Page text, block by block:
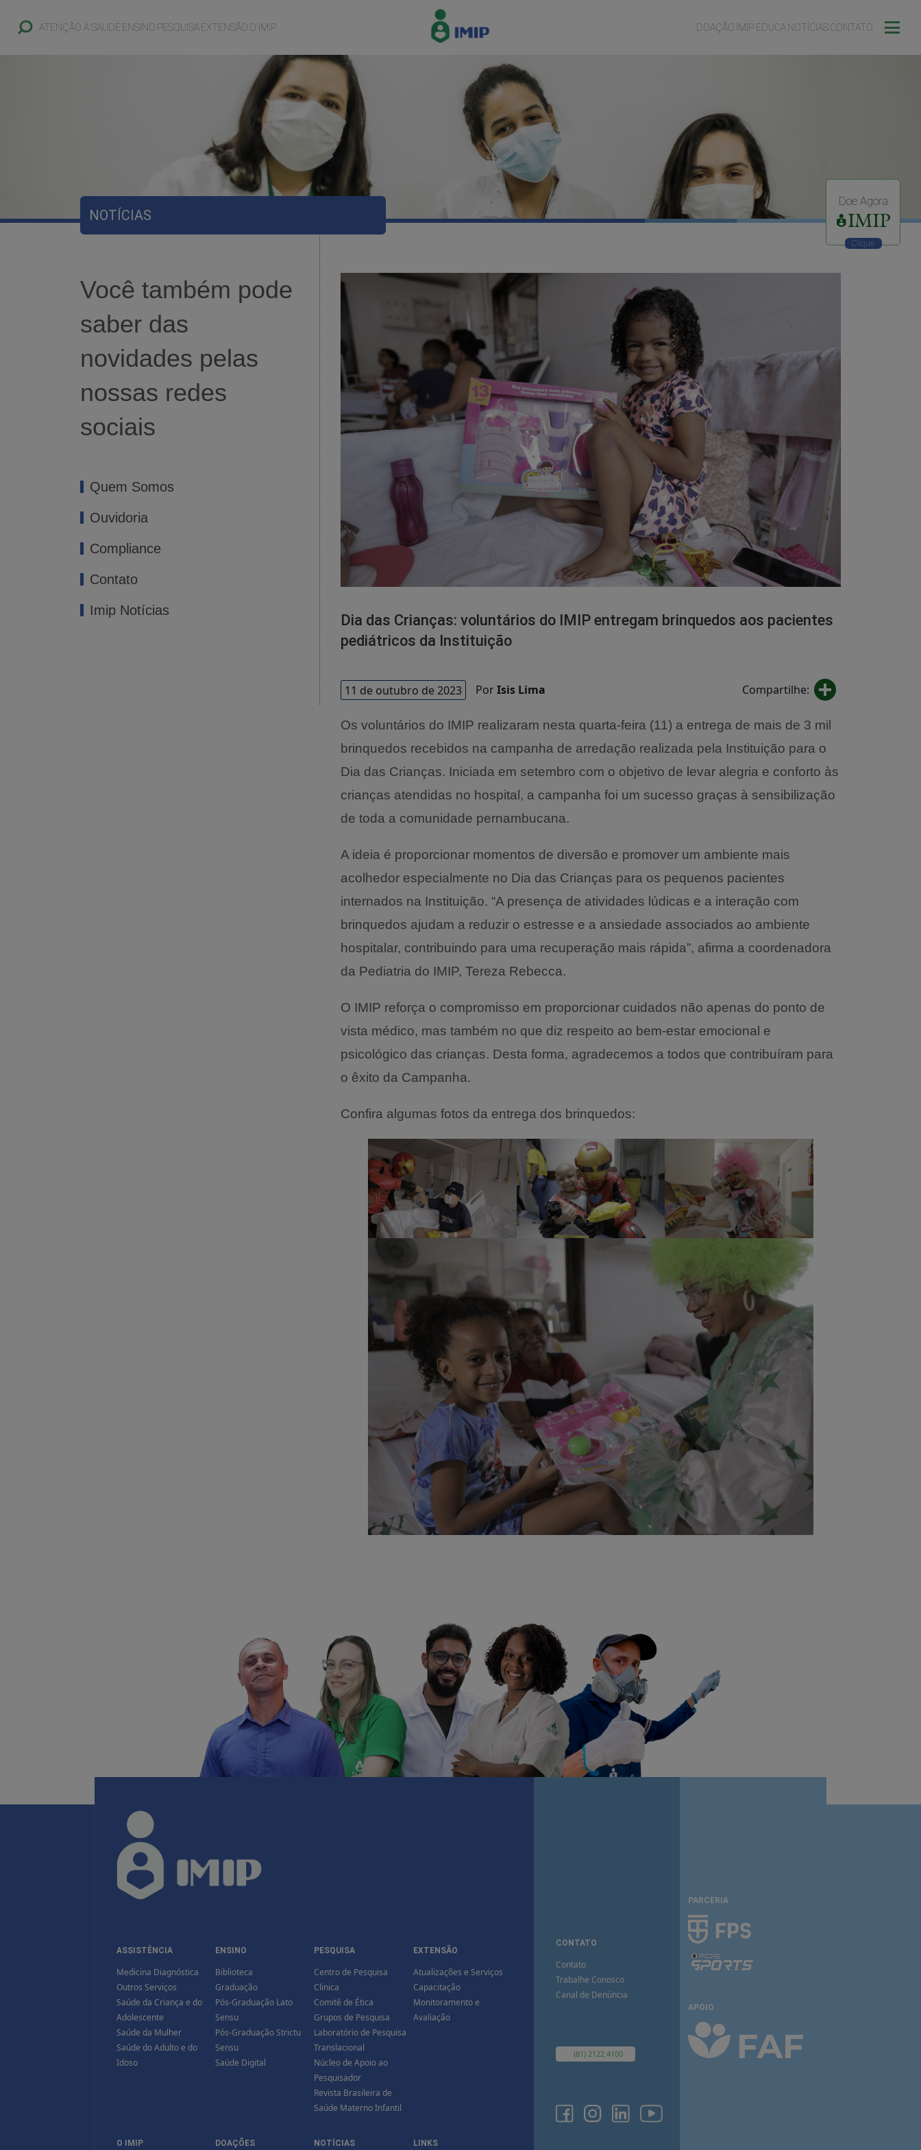
ATENÇÃO À SAUDE ENSINO PESQUISAEXTENSÃO O IMIP DOAÇÃO IMIP EDUCANOTÍCIASCONTATO
NOTÍCIAS
Doe Agora
Você também pode
saber das
novidades pelas
nossas redes
sociais
Quem Somos
Ouvidoria
Compliance
Contato
Imip Notícias
Dia das Crianças: voluntários do IMIP entregam brinquedos aos pacientes
pediátricos da Instituição
11 de outubro de 2023 PorIsis Lima Compartilhe:
Os voluntários do IMIP realizaram nesta quarta-feira (11) a entrega de mais de 3 mil
brinquedos recebidos na campanha de arredação realizada pela Instituição para o
Dia das Crianças. Iniciada em setembro com o objetivo de levar alegria e conforto às
crianças atendidas no hospital, a campanha foi um sucesso graças à sensibilização
de toda a comunidade pernambucana.
A ideia é proporcionar momentos de diversão e promover um ambiente mais
acolhedor especialmente no Dia das Crianças para os pequenos pacientes
internados na Instituição. “A presença de atividades lúdicas e a interação com
brinquedos ajudam a reduzir o estresse e a ansiedade associados ao ambiente
hospitalar, contribuindo para uma recuperação mais rápida”, afirma a coordenadora
da Pediatria do IMIP, Tereza Rebecca.
O IMIP reforça o compromisso em proporcionar cuidados não apenas do ponto de
vista médico, mas também no que diz respeito ao bem-estar emocional e
psicológico das crianças. Desta forma, agradecemos a todos que contribuíram para
o êxito da Campanha.
Confira algumas fotos da entrega dos brinquedos:
ASSISTÊNCIA
Medicina Diagnóstica
Outros Serviços
Saúde da Criança e do
Adolescente
Saúde da Mulher
Saúde do Adulto e do
Idoso
ENSINO
Biblioteca
Graduação
Pós-Graduação Lato
Sensu
Pós-Graduação Strictu
Sensu
Saúde Digital
PESQUISA
Centro de Pesquisa
Clinica
Comitê de Ética
Grupos de Pesquisa
Laboratório de Pesquisa
Translacional
Núcleo de Apoio ao
Pesquisador
Revista Brasileira de
Saúde Materno Infantil
EXTENSÃO
Atualizações e Serviços
Capacitação
Monitoramento e
Avaliação
O IMIP DOAÇÕES NOTÍCIAS LINKS
CONTATO
Contato
Trabalhe Conosco
Canal de Denúncia
(81) 2122.4100
PARCERIA
APOIO